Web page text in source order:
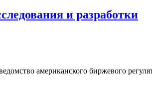
и разработки
американского биржевого